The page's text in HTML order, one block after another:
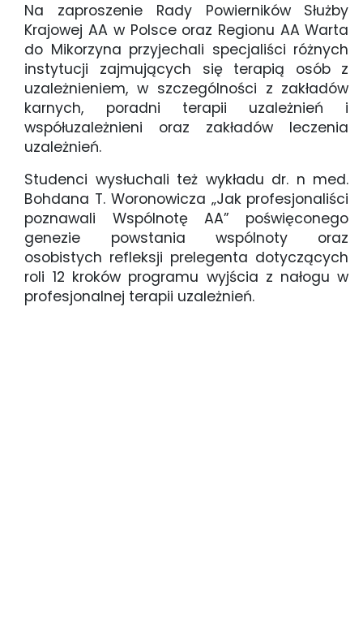
Na zaproszenie Rady Powierników Służby
Krajowej AA w Polsce oraz Regionu AA Warta
do Mikorzyna przyjechali specjaliści różnych
instytucji zajmujących się terapią osób z
uzależnieniem, w szczególności z zakładów
karnych, poradni terapii uzależnień i
współuzależnieni oraz zakładów leczenia
uzależnień.
Studenci wysłuchali też wykładu dr. n med.
Bohdana T. Woronowicza „Jak profesjonaliści
poznawali Wspólnotę AA” poświęconego
genezie powstania wspólnoty oraz
osobistych refleksji prelegenta dotyczących
roli 12 kroków programu wyjścia z nałogu w
profesjonalnej terapii uzależnień.